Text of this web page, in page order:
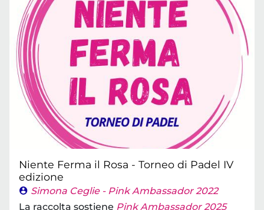
Niente Ferma il Rosa - Torneo di Padel IV
edizione
Simona Ceglie - Pink Ambassador 2022
La raccolta sostiene Pink Ambassador 2025